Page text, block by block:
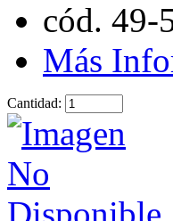
cód. 49-
Más
Cantidad: